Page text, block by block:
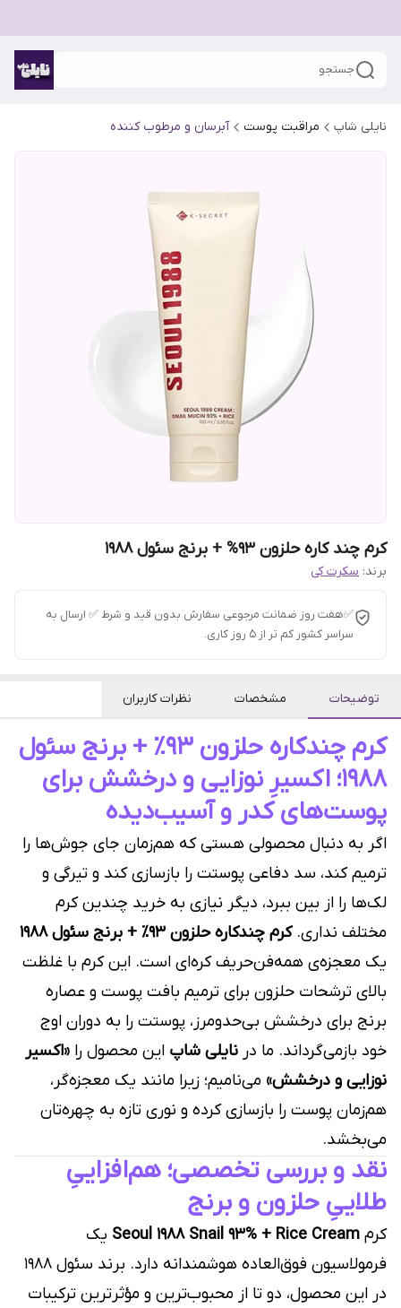
جستجو
نایلی شاپ مراقبت پوست آبرسان و مرطوب کننده
کرم چند کاره حلزون 93% + برنج سئول 1988
برند: سکرت کی
✅هفت روز ضمانت مرجوعی سفارش بدون قید و شرط ✅ ارسال به
سراسر کشور کم تر از 5 روز کاری.
توضیحات مشخصات نظرات کاربران
کرم چندکاره حلزون ۹۳٪ + برنج سئول
۱۹۸۸؛ اکسیرِ نوزایی و درخشش برای
پوست‌های کدر و آسیب‌دیده
اگر به دنبال محصولی هستی که هم‌زمان جای جوش‌ها را
ترمیم کند، سد دفاعی پوستت را بازسازی کند و تیرگی و
لک‌ها را از بین ببرد، دیگر نیازی به خرید چندین کرم
مختلف نداری.کرم چندکاره حلزون ۹۳٪ + برنج سئول ۱۹۸۸
یک معجزه‌ی همه‌فن‌حریف کره‌ای است. این کرم با غلظت
بالای ترشحات حلزون برای ترمیم بافت پوست و عصاره
برنج برای درخشش بی‌حدومرز، پوستت را به دوران اوج
خود بازمی‌گرداند. ما در نایلی شاپ این محصول را «اکسیر
نوزایی و درخشش» می‌نامیم؛ زیرا مانند یک معجزه‌گر،
هم‌زمان پوست را بازسازی کرده و نوری تازه به چهره‌تان
می‌بخشد.
نقد و بررسی تخصصی؛ هم‌افزاییِ
طلاییِ حلزون و برنج
کرم Seoul 1988 Snail 93% + Rice Cream یک
فرمولاسیون فوق‌العاده هوشمندانه دارد. برند سئول ۱۹۸۸
در این محصول، دو تا از محبوب‌ترین و مؤثرترین ترکیبات